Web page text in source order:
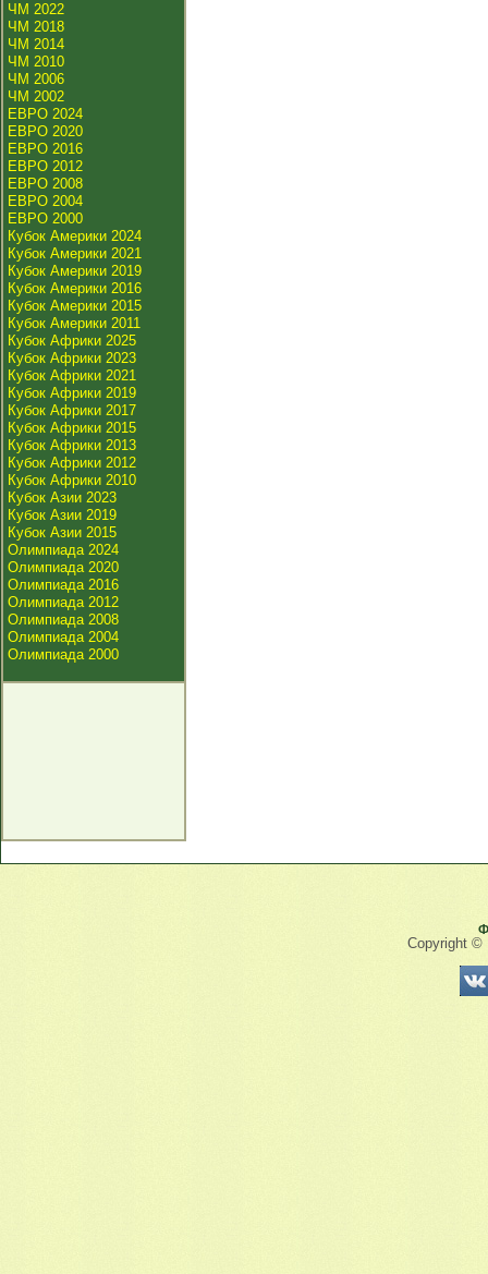
ЧМ 2022
ЧМ 2018
ЧМ 2014
ЧМ 2010
ЧМ 2006
ЧМ 2002
ЕВРО 2024
ЕВРО 2020
ЕВРО 2016
ЕВРО 2012
ЕВРО 2008
ЕВРО 2004
ЕВРО 2000
Кубок Америки 2024
Кубок Америки 2021
Кубок Америки 2019
Кубок Америки 2016
Кубок Америки 2015
Кубок Америки 2011
Кубок Африки 2025
Кубок Африки 2023
Кубок Африки 2021
Кубок Африки 2019
Кубок Африки 2017
Кубок Африки 2015
Кубок Африки 2013
Кубок Африки 2012
Кубок Африки 2010
Кубок Азии 2023
Кубок Азии 2019
Кубок Азии 2015
Олимпиада 2024
Олимпиада 2020
Олимпиада 2016
Олимпиада 2012
Олимпиада 2008
Олимпиада 2004
Олимпиада 2000
Copyright ©